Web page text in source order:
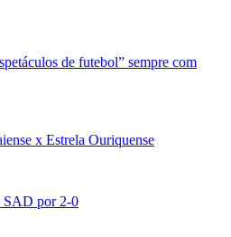
de futebol” sempre com
x Estrela Ouriquense
SAD por 2-0